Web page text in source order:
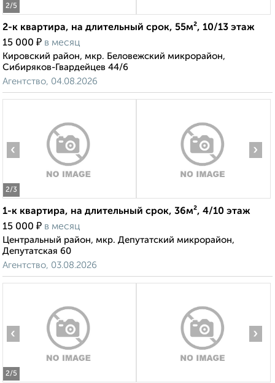
2/5
2-к квартира, на длительный срок, 55м², 10/13 этаж
15 000 ₽ в месяц
Кировский район, мкр. Беловежский микрорайон,
Сибиряков-Гвардейцев 44/6
Агентство, 04.08.2026
2/3
‹ ›
1-к квартира, на длительный срок, 36м², 4/10 этаж
15 000 ₽ в месяц
Центральный район, мкр. Депутатский микрорайон,
Депутатская 60
Агентство, 03.08.2026
2/5
‹ ›